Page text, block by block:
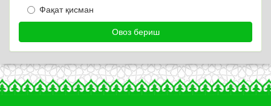
Фақат қисман